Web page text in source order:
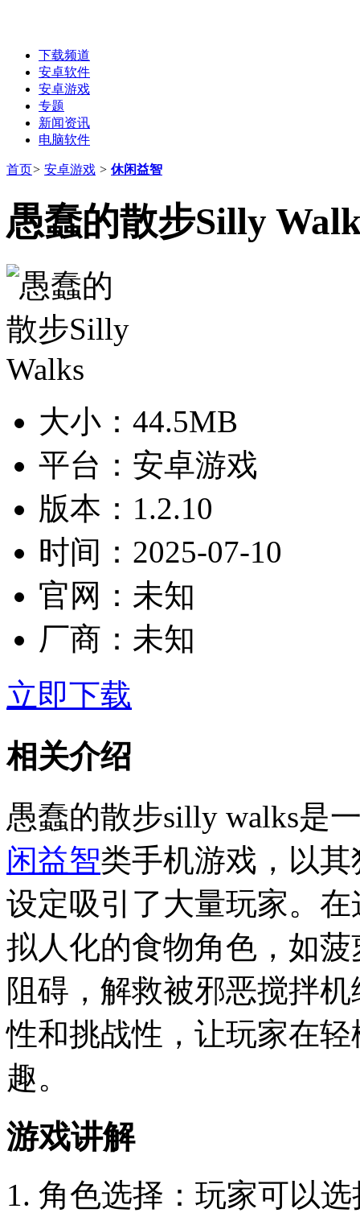
下载频道
安卓软件
安卓游戏
专题
新闻资讯
电脑软件
首页> 安卓游戏 > 休闲益智
愚蠢的散步Silly
大小： 44.5MB
平台： 安卓游戏
版本： 1.2.10
时间： 2025-07-10
官网： 未知
厂商： 未知
立即下载
相关介绍
愚蠢的散步silly walks是
闲益智类手机游戏，以其
设定吸引了大量玩家。
拟人化的食物角色，如
阻碍，解救被邪恶搅拌
性和挑战性，让玩家在
趣。
游戏讲解
1. 角色选择：玩家可以